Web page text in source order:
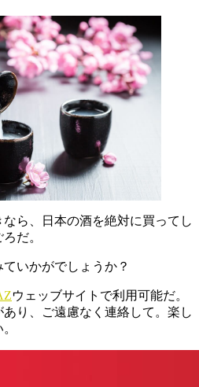
ら、日本の酒を絶対に買ってし
だ。
いかがでしょうか？
ウェッブサイトで利用可能だ。
り、ご遠慮なく連絡して。楽し